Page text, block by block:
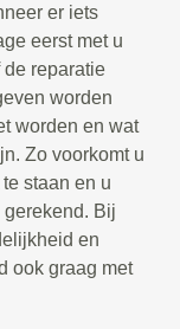
er iets
eerst met u
reparatie
worden
worden en wat
Zo voorkomt u
staan en u
Bij
en
ook graag met